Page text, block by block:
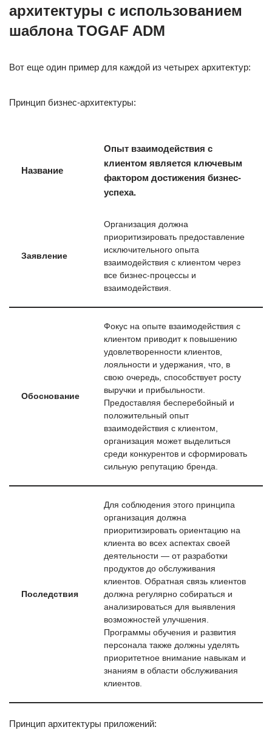
архитектуры с использованием
шаблона TOGAF ADM
Вот еще один пример для каждой из четырех архитектур:
Принцип бизнес-архитектуры:
Название
Опыт взаимодействия с
клиентом является ключевым
фактором достижения бизнес-
успеха.
Заявление
Организация должна
приоритизировать предоставление
исключительного опыта
взаимодействия с клиентом через
все бизнес-процессы и
взаимодействия.
Обоснование
Фокус на опыте взаимодействия с
клиентом приводит к повышению
удовлетворенности клиентов,
лояльности и удержания, что, в
свою очередь, способствует росту
выручки и прибыльности.
Предоставляя бесперебойный и
положительный опыт
взаимодействия с клиентом,
организация может выделиться
среди конкурентов и сформировать
сильную репутацию бренда.
Последствия
Для соблюдения этого принципа
организация должна
приоритизировать ориентацию на
клиента во всех аспектах своей
деятельности — от разработки
продуктов до обслуживания
клиентов. Обратная связь клиентов
должна регулярно собираться и
анализироваться для выявления
возможностей улучшения.
Программы обучения и развития
персонала также должны уделять
приоритетное внимание навыкам и
знаниям в области обслуживания
клиентов.
Принцип архитектуры приложений: